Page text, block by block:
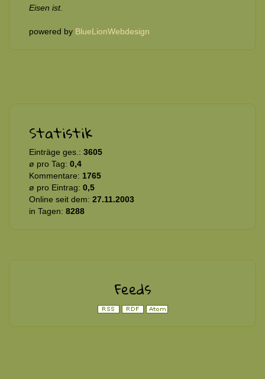
Eisen ist.
powered by BlueLionWebdesign
Statistik
Einträge ges.: 3605
ø pro Tag: 0,4
Kommentare: 1765
ø pro Eintrag: 0,5
Online seit dem: 27.11.2003
in Tagen: 8288
Feeds